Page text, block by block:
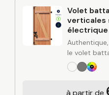
Volet
verticales
électrique
le volet
apporte du
en
à partir de